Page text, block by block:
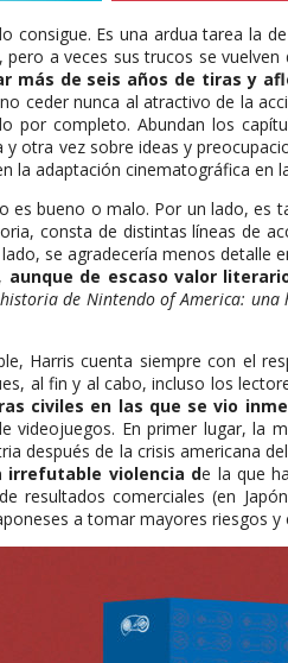
consigue. Es una ardua tarea la
a veces sus trucos se
más de seis años de tiras y
ceder nunca al atractivo de la
por completo. Abundan los
y otra vez sobre ideas y
la adaptación cinematográfica en
es bueno o malo. Por un lado,
consta de distintas líneas de
se agradecería menos detalle
aunque de escaso valor
de Nintendo of America:
Harris cuenta siempre con el
al fin y al cabo, incluso los
civiles en las que se vio
videojuegos. En primer lugar, la
después de la crisis americana
irrefutable violencia de la que
resultados comerciales (en
a tomar mayores riesgos